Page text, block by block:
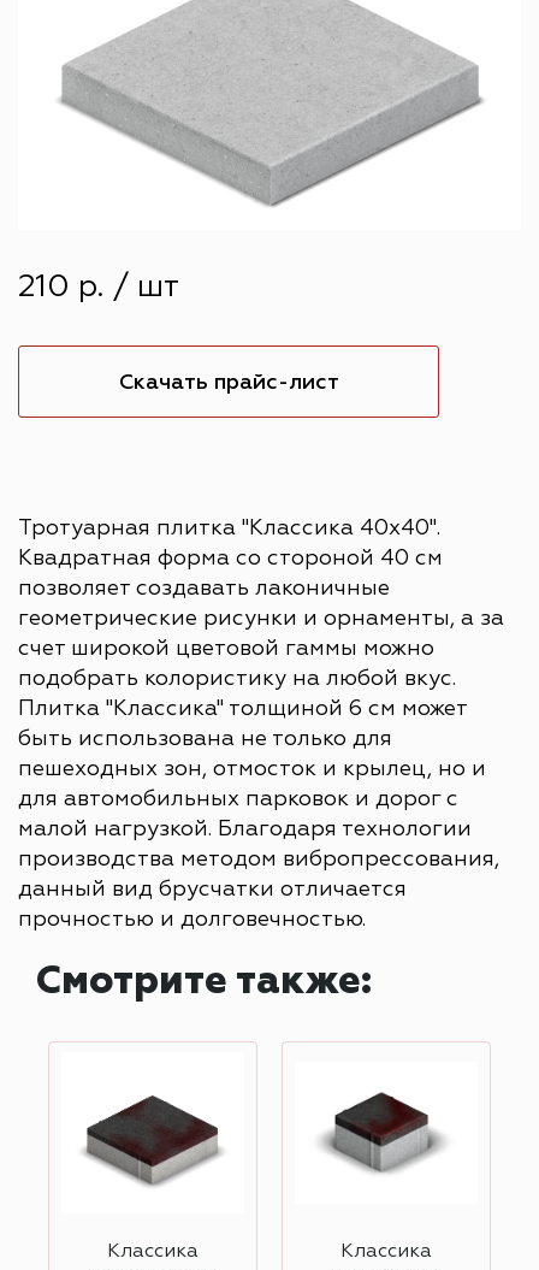
210 р. / шт
Скачать прайс-лист
Тротуарная плитка "Классика 40х40".
Квадратная форма со стороной 40 см
позволяет создавать лаконичные
геометрические рисунки и орнаменты, а за
счет широкой цветовой гаммы можно
подобрать колористику на любой вкус.
Плитка "Классика" толщиной 6 см может
быть использована не только для
пешеходных зон, отмосток и крылец, но и
для автомобильных парковок и дорог с
малой нагрузкой. Благодаря технологии
производства методом вибропрессования,
данный вид брусчатки отличается
прочностью и долговечностью.
Смотрите также:
Классика
Классика